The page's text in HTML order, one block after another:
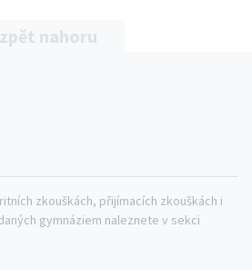
zpět nahoru
zkouškách, přijímacích zkouškách i
gymnáziem naleznete v sekci